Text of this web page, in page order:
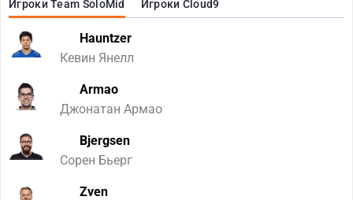
Игроки Team SoloMid Игроки Cloud9
Hauntzer
Кевин Янелл
Armao
Джонатан Армао
Bjergsen
Сорен Бьерг
Zven